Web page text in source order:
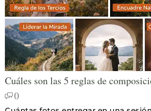
Cuáles son las 5 reglas de
0